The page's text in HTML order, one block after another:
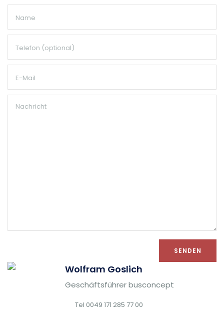
Wolfram Goslich
Geschäftsführer busconcept
Tel 0049 171 285 77 00